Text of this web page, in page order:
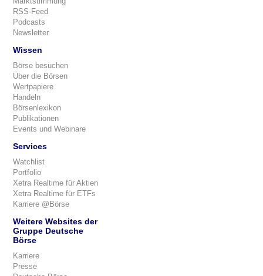
RSS-Feed
Podcasts
Newsletter
Wissen
Börse besuchen
Über die Börsen
Wertpapiere
Handeln
Börsenlexikon
Publikationen
Events und Webinare
Services
Watchlist
Portfolio
Xetra Realtime für Aktien
Xetra Realtime für ETFs
Karriere @Börse
Weitere Websites der
Gruppe Deutsche
Börse
Karriere
Presse